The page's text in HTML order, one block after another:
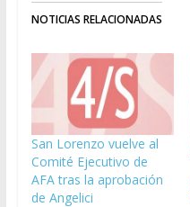
NOTICIAS RELACIONADAS
San Lorenzo vuelve al
Comité Ejecutivo de
AFA tras la aprobación
de Angelici